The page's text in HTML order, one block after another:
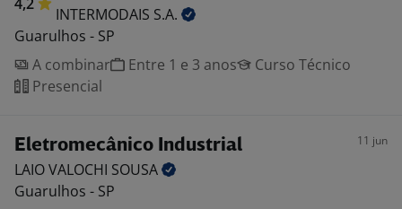
INTERMODAIS S.A.
Guarulhos - SP
A combinar
Entre 1 e 3 anos
Curso Técnico
Presencial
Eletromecânico Industrial 11 jun
LAIO VALOCHI SOUSA
Guarulhos - SP